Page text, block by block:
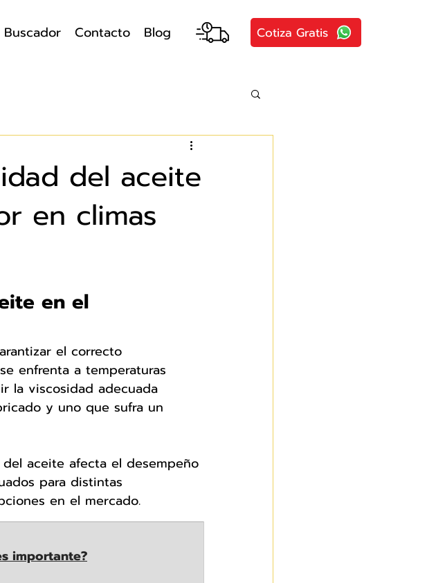
Buscador Contacto Blog Cotiza Gratis
del aceite
en climas
en el
el correcto
enfrenta a temperaturas
la viscosidad adecuada
y uno que sufra un
aceite afecta el desempeño
para distintas
en el mercado.
importante?